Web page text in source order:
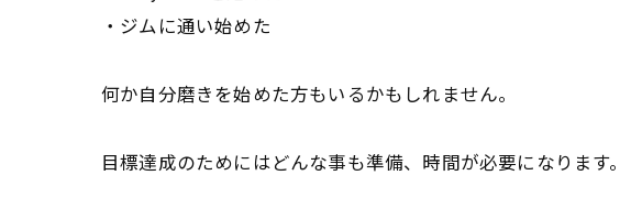
・ジムに通い始めた
何か自分磨きを始めた方もいるかもしれません。
目標達成のためにはどんな事も準備、時間が必要になります。